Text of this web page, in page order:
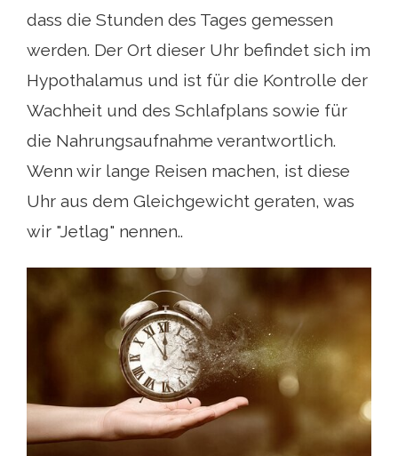
dass die Stunden des Tages gemessen
werden. Der Ort dieser Uhr befindet sich im
Hypothalamus und ist für die Kontrolle der
Wachheit und des Schlafplans sowie für
die Nahrungsaufnahme verantwortlich.
Wenn wir lange Reisen machen, ist diese
Uhr aus dem Gleichgewicht geraten, was
wir "Jetlag" nennen..